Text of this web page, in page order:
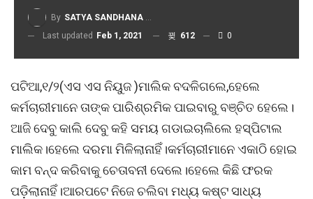
By SATYA SANDHANA DESK
Last updated Feb 1, 2021 612 0
ପଟିଆ,୧/୨(ଏସ ଏସ ନିୟୁଜ )ମାଲିକ ବଦଳିଗଲେ,ହେଲେ
କର୍ମଚାରୀମାନେ ତାଙ୍କ ପାରିଶ୍ରମିକ ପାଇବାରୁ ବଞ୍ଚିତ ହେଲେ।
ଆଜି ଦେବୁ କାଲି ଦେବୁ କହି ସମୟ ଗଡାଇଚାଲିଲେ ହସ୍ପିଟାଲ
ମାଲିକ।ହେଲେ ଦରମା ମିଳିଲାନାହିଁ।କର୍ମଚାରୀମାନେ ଏକାଠି ହୋଇ
କାମ ବନ୍ଦ କରିବାକୁ ଚେତାବନୀ ଦେଲେ।ହେଲେ କିଛି ଫରକ
ପଡ଼ିଲାନାହିଁ।ଆରପଟେ ନିଜେ ଚଲିବା ମଧ୍ୟ କଷ୍ଟ ସାଧ୍ୟ